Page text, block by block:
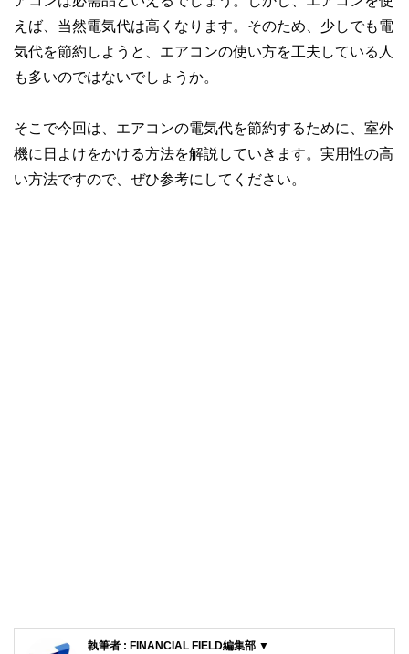
えば、当然電気代は高くなります。そのため、少しでも電
気代を節約しようと、エアコンの使い方を工夫している人
も多いのではないでしょうか。
そこで今回は、エアコンの電気代を節約するために、室外
機に日よけをかける方法を解説していきます。実用性の高
い方法ですので、ぜひ参考にしてください。
執筆者 : FINANCIAL FIELD編集部 ▼